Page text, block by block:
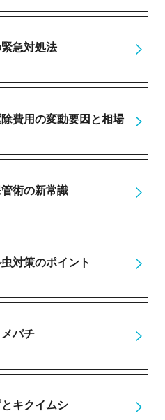
急対処法
費用の変動要因と相場
術の新常識
対策のポイント
バチ
キクイムシ